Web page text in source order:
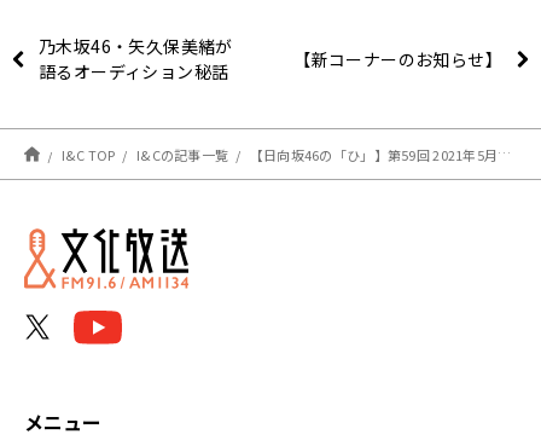
乃木坂46・矢久保美緒が
語るオーディション秘話
【新コーナーのお知らせ】
I&C TOP I&Cの記事一覧 【日向坂46の「ひ」】第59回 2021年5月16日 O.A.
メニュー